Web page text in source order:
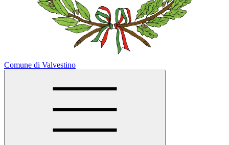
Comune di Valvestino